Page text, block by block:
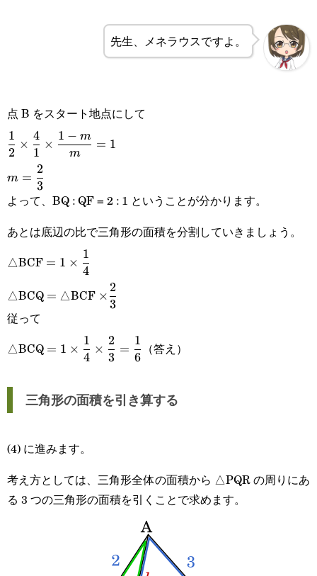
先生、メネラウスですよ。
点 B をスタート地点にして
\displaystyle
\frac{1}
{2}\times\frac{4}
{1}\times\frac{1-
m}{m}=1
2
1
×
1
4
×
m
1 − m
= 1
\displaystyle
m=\frac{2}
m =
3
2
よって、BQ : QF = 2 : 1 ということが分かります。
あとは底辺の比で三角形の面積を分割していきましょう。
△BCF
\displaystyle
=1\times\frac{1}
{4}
= 1 ×
4
1
△BCQ = △BCF
\displaystyle\times\frac{2}
{3}
×
3
2
従って
△BCQ
\displaystyle
=1\times\frac{1}
{4}\times\frac{2}
= 1 ×
4
1
×
3
2
=
6
1 （答え）
三角形の面積を引き算する
(4) に進みます。
考え方としては、三角形全体の面積から △PQR の周りにあ
る 3 つの三角形の面積を引くことで求めます。